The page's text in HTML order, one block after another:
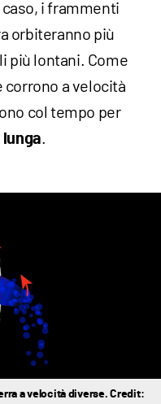
i frammenti
orbiteranno più
più lontani. Come
a velocità
col tempo per
a velocità diverse. Credit: